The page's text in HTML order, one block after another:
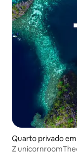
Quarto privado
Z